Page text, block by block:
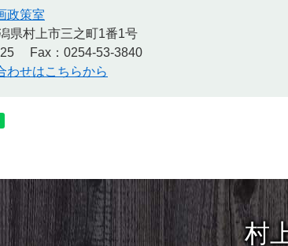
政策室
県村上市三之町1番1号
Fax：0254-53-3840
わせはこちらから
村